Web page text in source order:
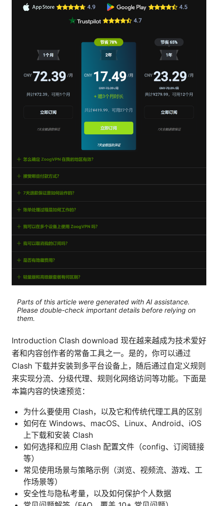
Parts of this article were generated with AI assistance.
Please double-check important details before relying on
them.
Introduction Clash download 现在越来越成为技术爱好
者和内容创作者的常备工具之一。是的，你可以通过
Clash 下载并安装到多平台设备上，随后通过自定义规则
来实现分流、分级代理、规则化网络访问等功能。下面是
本篇内容的快速预览：
为什么要使用 Clash，以及它和传统代理工具的区别
如何在 Windows、macOS、Linux、Android、iOS
上下载和安装 Clash
如何选择和应用 Clash 配置文件（config、订阅链接
等）
常见使用场景与策略示例（浏览、视频流、游戏、工
作场景等）
安全性与隐私考量，以及如何保护个人数据